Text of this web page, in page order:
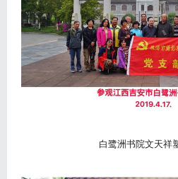
白鹭洲书院文天祥